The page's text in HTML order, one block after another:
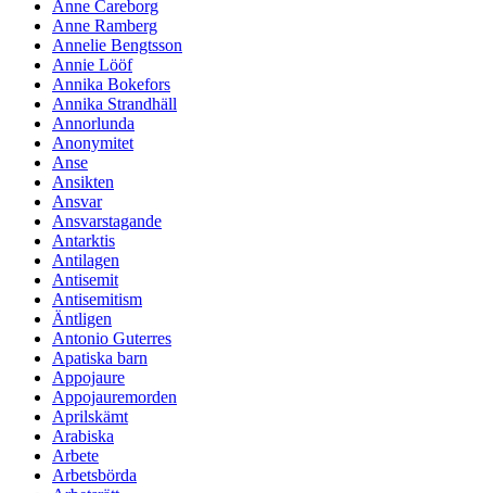
Anne Careborg
Anne Ramberg
Annelie Bengtsson
Annie Lööf
Annika Bokefors
Annika Strandhäll
Annorlunda
Anonymitet
Anse
Ansikten
Ansvar
Ansvarstagande
Antarktis
Antilagen
Antisemit
Antisemitism
Äntligen
Antonio Guterres
Apatiska barn
Appojaure
Appojauremorden
Aprilskämt
Arabiska
Arbete
Arbetsbörda